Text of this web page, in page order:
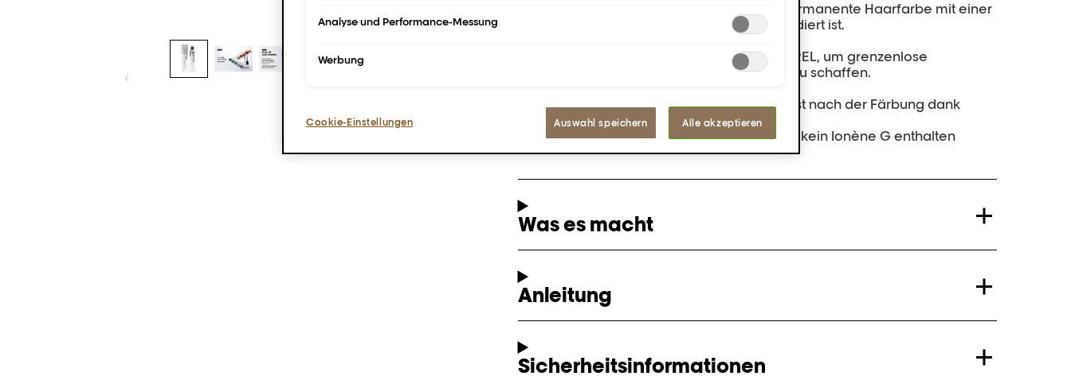
Majirel, die ikonische professionelle und permanente Haarfarbe mit einer
neuen Verpackung, die nach Farbeffekt codiert ist.
Lass deiner Kreativität freien Lauf mit MAJIREL, um grenzenlose
Farbmöglichkeiten für jedes Farbergebnis zu schaffen.
Bis zu 100% Weißabdeckung und das Haar ist nach der Färbung dank
Ionène G™ 45% gepflegter.*
* Im Vergleich zum Zustand von Haaren, die kein Ionène G enthalten
Was es macht
Anleitung
Sicherheitsinformationen
Analyse und Performance-Messung
Werbung
Cookie-Einstellungen Auswahl speichern Alle akzeptieren